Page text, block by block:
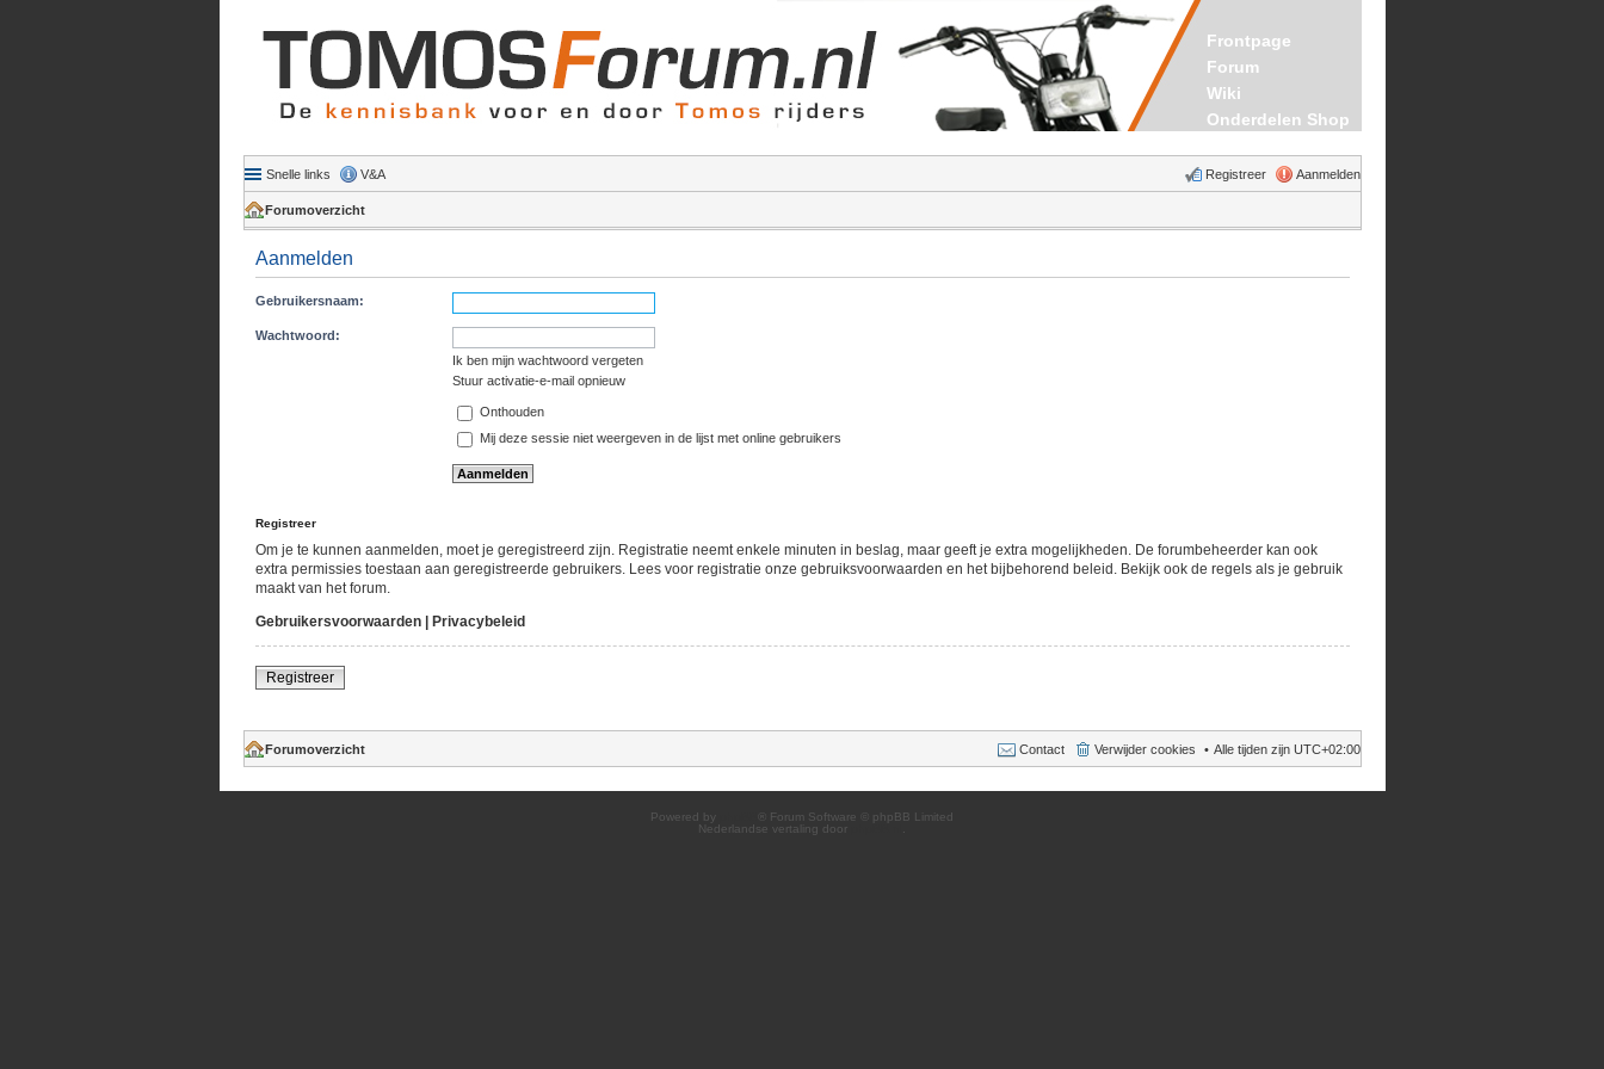
Frontpage
Forum
Wiki
Onderdelen Shop
Snelle links V&A Aanmelden
Registreer
Forumoverzicht
Aanmelden
Gebruikersnaam:
Wachtwoord:
Ik ben mijn wachtwoord vergeten
Stuur activatie-e-mail opnieuw
Onthouden
Mij deze sessie niet weergeven in de lijst met online gebruikers
Registreer
Om je te kunnen aanmelden, moet je geregistreerd zijn. Registratie neemt enkele minuten in beslag, maar geeft je extra mogelijkheden. De forumbeheerder kan ook
extra permissies toestaan aan geregistreerde gebruikers. Lees voor registratie onze gebruiksvoorwaarden en het bijbehorend beleid. Bekijk ook de regels als je gebruik
maakt van het forum.
Gebruikersvoorwaarden| Privacybeleid
Registreer
Forumoverzicht Alle tijden zijn UTC+02:00
Verwijder cookies
Contact
Powered by
® Forum Software © phpBB Limited
Nederlandse vertaling door